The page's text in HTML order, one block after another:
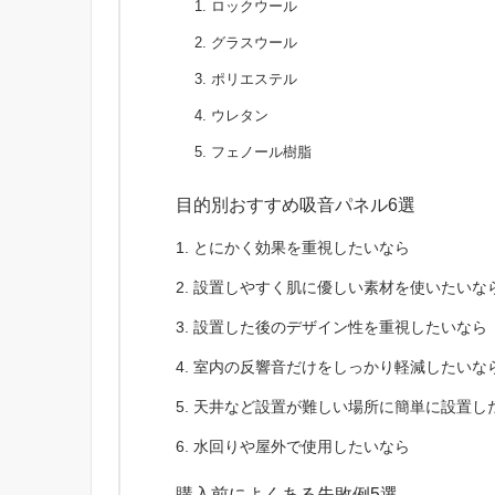
ロックウール
グラスウール
ポリエステル
ウレタン
フェノール樹脂
目的別おすすめ吸音パネル6選
とにかく効果を重視したいなら
設置しやすく肌に優しい素材を使いたいな
設置した後のデザイン性を重視したいなら
室内の反響音だけをしっかり軽減したいな
天井など設置が難しい場所に簡単に設置し
水回りや屋外で使用したいなら